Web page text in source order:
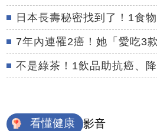
日本長壽秘密找到了！1食
7年內連罹2癌！她「愛吃3
不是綠茶！1飲品助抗癌、
看懂健康 影音